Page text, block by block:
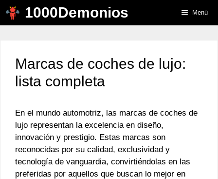
Saltar
1000Demonios Menú
Marcas de coches de lujo:
lista completa
En el mundo automotriz, las marcas de coches de
lujo representan la excelencia en diseño,
innovación y prestigio. Estas marcas son
reconocidas por su calidad, exclusividad y
tecnología de vanguardia, convirtiéndolas en las
preferidas por aquellos que buscan lo mejor en